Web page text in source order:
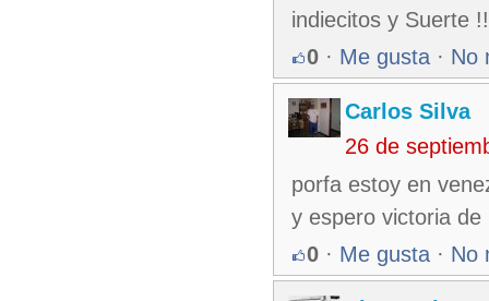
indiecitos y Suerte
0 · Me gusta · No
Carlos Silva
26 de
porfa estoy en
y espero victoria de
0 · Me gusta · No